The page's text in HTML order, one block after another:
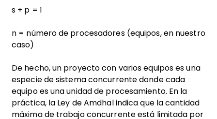
s + p = 1
n = número de procesadores (equipos, en nuestro
caso)
De hecho, un proyecto con varios equipos es una
especie de sistema concurrente donde cada
equipo es una unidad de procesamiento. En la
práctica, la Ley de Amdhal indica que la cantidad
máxima de trabajo concurrente está limitada por